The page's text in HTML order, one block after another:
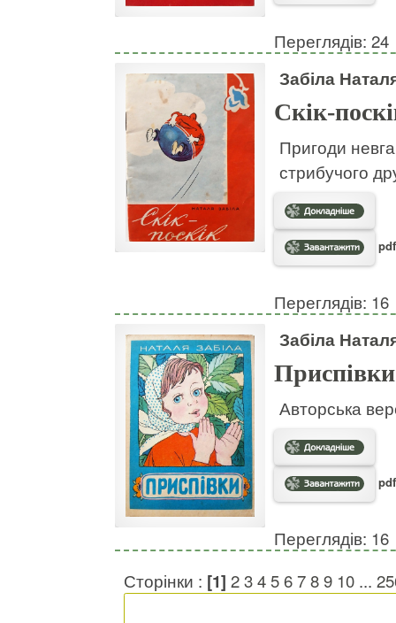
Переглядів: 24
Забіла
Скік-
Пригоди
стрибучого
Переглядів: 16
Забіла
Приспівки
Авторська
Переглядів: 16
Сторінки : [1] 23456789 10 ...